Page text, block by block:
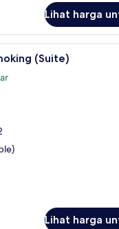
Lihat harga
Luxury Suite,
(Suite)
Lihat harga